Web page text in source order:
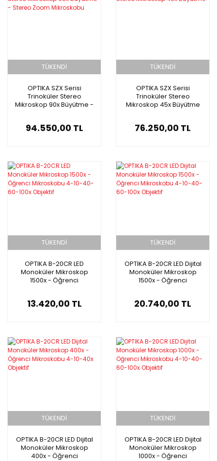
TÜKENDİ
OPTIKA SZX Serisi
Trinoküler Stereo
Mikroskop 90x Büyütme -
94.550,00 TL
TÜKENDİ
OPTIKA SZX Serisi
Trinoküler Stereo
Mikroskop 45x Büyütme
76.250,00 TL
TÜKENDİ
OPTIKA B-20CR LED
Monoküler Mikroskop
1500x - Öğrenci
13.420,00 TL
TÜKENDİ
OPTIKA B-20CR LED Dijital
Monoküler Mikroskop
1500x - Öğrenci
20.740,00 TL
TÜKENDİ
OPTIKA B-20CR LED Dijital
Monoküler Mikroskop
400x - Öğrenci
TÜKENDİ
OPTIKA B-20CR LED Dijital
Monoküler Mikroskop
1000x - Öğrenci